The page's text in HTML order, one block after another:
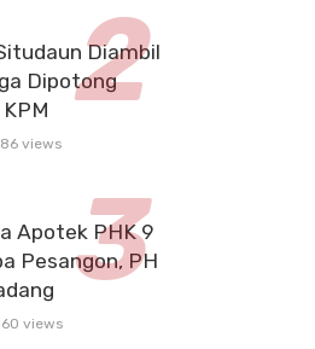
Diambil
Dipotong
views
Apotek PHK 9
Pesangon, PH
views